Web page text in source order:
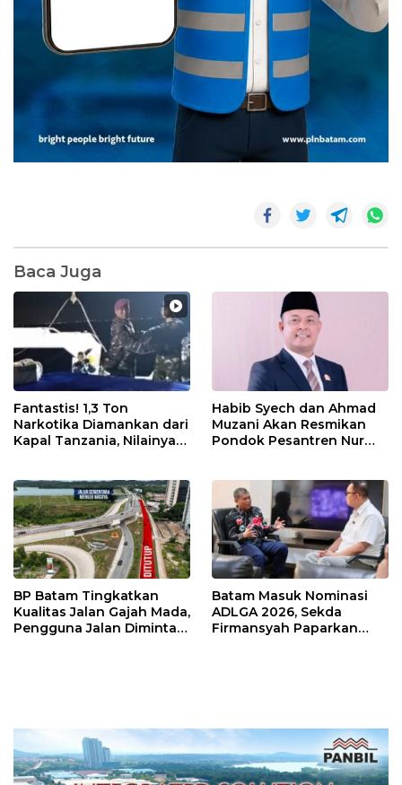
Baca Juga
Fantastis! 1,3 Ton
Narkotika Diamankan dari
Kapal Tanzania, Nilainya
Habib Syech dan Ahmad
Muzani Akan Resmikan
Pondok Pesantren Nur
BP Batam Tingkatkan
Kualitas Jalan Gajah Mada,
Pengguna Jalan Diminta
Batam Masuk Nominasi
ADLGA 2026, Sekda
Firmansyah Paparkan